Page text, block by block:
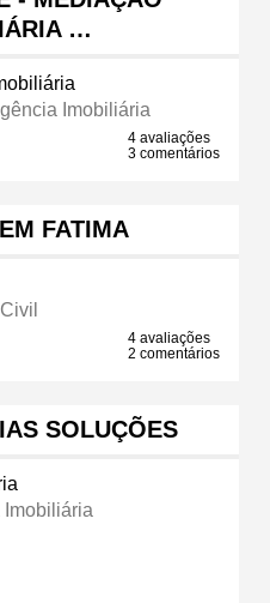
…
Imobiliária
4 avaliações
3 comentários
FATIMA
4 avaliações
2 comentários
SOLUÇÕES